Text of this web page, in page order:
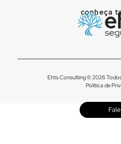
conheça
Ehts Consulting © 2026
Política de